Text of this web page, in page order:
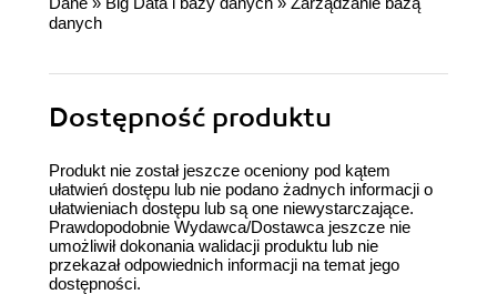
danych
Dostępność produktu
Produkt nie został jeszcze oceniony pod kątem
ułatwień dostępu lub nie podano żadnych informacji o
ułatwieniach dostępu lub są one niewystarczające.
Prawdopodobnie Wydawca/Dostawca jeszcze nie
umożliwił dokonania walidacji produktu lub nie
przekazał odpowiednich informacji na temat jego
dostępności.